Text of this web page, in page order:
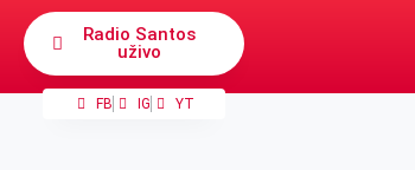
Radio Santos
uživo
FB IG YT